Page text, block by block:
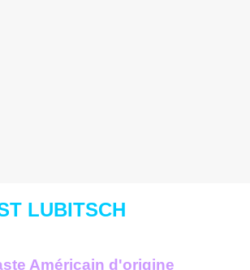
LUBITSCH
Américain d'origine